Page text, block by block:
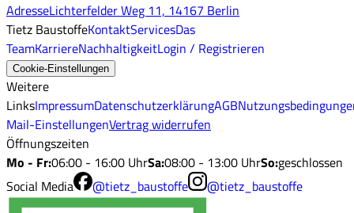
AdresseLichterfelder Weg 11, 14167 Berlin
Tietz BaustoffeKontaktServicesDas
TeamKarriereNachhaltigkeitLogin / Registrieren
Cookie-Einstellungen
Weitere
LinksImpressumDatenschutzerklärungAGB
Mail-EinstellungenVertrag widerrufen
Öffnungszeiten
Mo - Fr:06:00 - 16:00 UhrSa:08:00 - 13:00 UhrSo:geschlossen
Social Media
@tietz_baustoffe @tietz_baustoffe